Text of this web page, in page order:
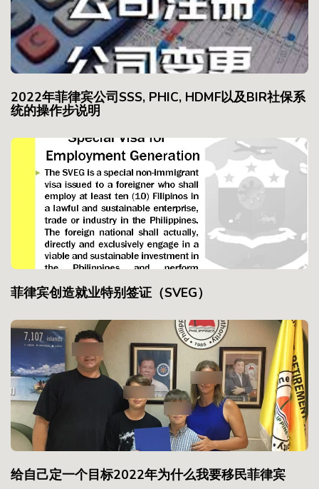
2022年菲律宾公司SSS, PHIC, HDMF以及BIR社保系
统的操作步说明
菲律宾创造就业特别签证（SVEG）
给自己定一个目标2022年为什么我要移民菲律宾